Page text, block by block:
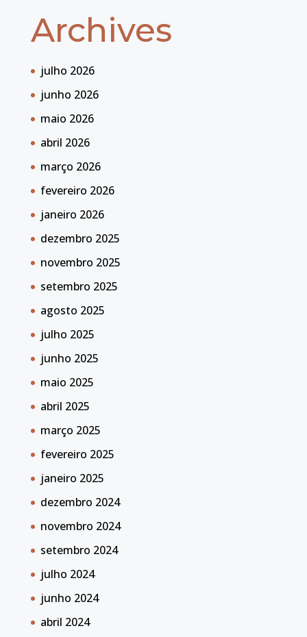
Archives
julho 2026
junho 2026
maio 2026
abril 2026
março 2026
fevereiro 2026
janeiro 2026
dezembro 2025
novembro 2025
setembro 2025
agosto 2025
julho 2025
junho 2025
maio 2025
abril 2025
março 2025
fevereiro 2025
janeiro 2025
dezembro 2024
novembro 2024
setembro 2024
julho 2024
junho 2024
abril 2024